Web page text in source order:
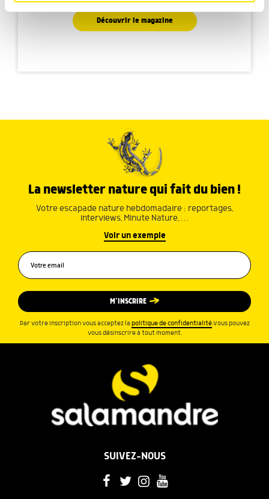
notre site avec nos partenaires de médias sociaux, de
publicité et d'analyse, qui peuvent combiner celles-ci
ludique
Découvrir le magazine
La newsletter nature qui fait du bien !
Votre escapade nature hebdomadaire : reportages,
interviews, Minute Nature, …
Voir un exemple
M’INSCRIRE
Par votre inscription vous acceptez la politique de confidentialité.Vous pouvez
vous désinscrire à tout moment.
SUIVEZ-NOUS